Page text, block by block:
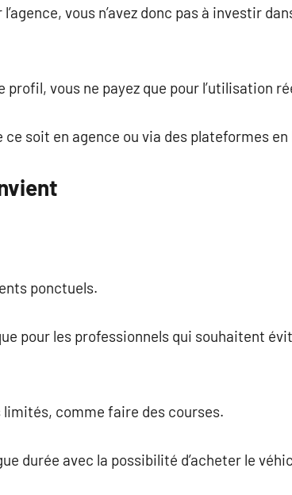
vous n’avez donc pas à investir
vous ne payez que pour l’utilisation
soit en agence ou via des plateformes en
ponctuels.
pour les professionnels qui souhaitent
limités, comme faire des courses.
durée avec la possibilité d’acheter le